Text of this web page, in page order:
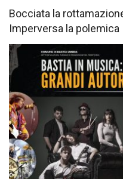
Bocciata la
Imperversa la polemica